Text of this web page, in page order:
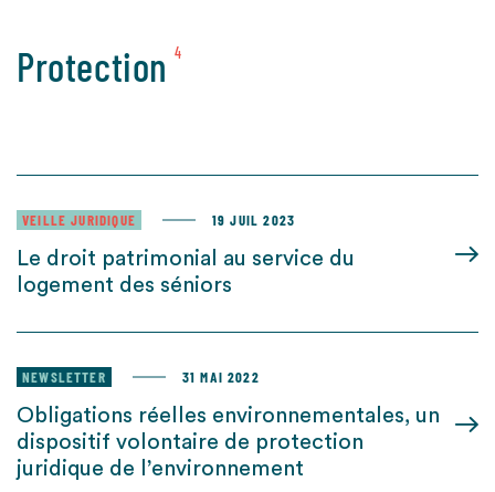
Protection 4
VEILLE JURIDIQUE 19 JUIL 2023
Le droit patrimonial au service du
logement des séniors
NEWSLETTER 31 MAI 2022
Obligations réelles environnementales, un
dispositif volontaire de protection
juridique de l’environnement